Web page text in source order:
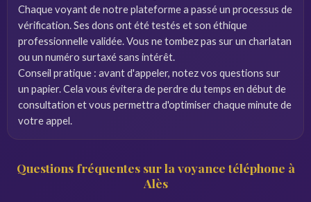
Chaque voyant de notre plateforme a passé un processus de
vérification. Ses dons ont été testés et son éthique
professionnelle validée. Vous ne tombez pas sur un charlatan
ou un numéro surtaxé sans intérêt.
Conseil pratique : avant d'appeler, notez vos questions sur
un papier. Cela vous évitera de perdre du temps en début de
consultation et vous permettra d'optimiser chaque minute de
votre appel.
Questions fréquentes sur la voyance téléphone à
Alès